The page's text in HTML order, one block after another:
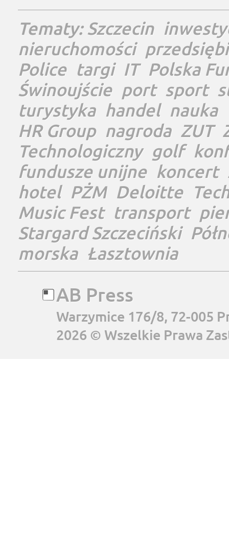
Tematy:Szczecin
nieruchomości
Police targi IT Polska
Świnoujście port sport
turystyka handel nauka
HR Group nagroda ZUT
Technologiczny golf
fundusze unijne koncert
hotel PŻM Deloitte
Music Fest transport
Stargard Szczeciński
morska Łasztownia
AB Press
Warzymice 176/8, 72-005
2026 © Wszelkie Prawa